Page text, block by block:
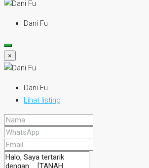
Dani Fu
×
Dani Fu
Lihat listing